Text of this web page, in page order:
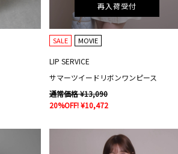
再入荷受付
SALE MOVIE
LIP SERVICE
サマーツイードリボンワンピース
通常価格 ¥13,090
20%OFF! ¥10,472